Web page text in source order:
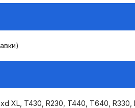
XL, T430, R230, T440, T640, R330,